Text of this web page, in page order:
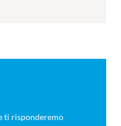
ti risponderemo